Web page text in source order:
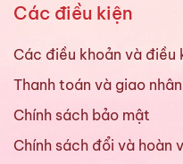
Các điều kiện
Các điều khoản và điều
Thanh toán và giao nhân
Chính sách bảo mật
Chính sách đổi và hoàn